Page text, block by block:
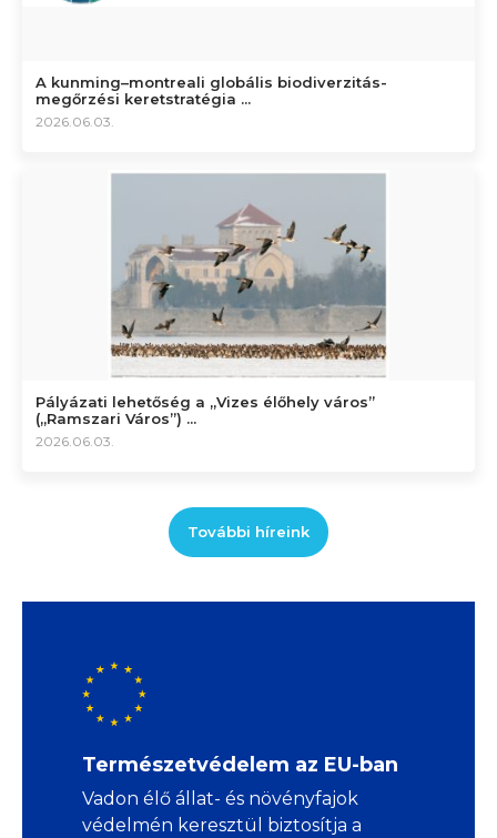
A kunming–montreali globális biodiverzitás-
megőrzési keretstratégia ...
2026.06.03.
Pályázati lehetőség a „Vizes élőhely város”
(„Ramszari Város”) ...
2026.06.03.
További híreink
Természetvédelem az EU-ban
Vadon élő állat- és növényfajok
védelmén keresztül biztosítja a